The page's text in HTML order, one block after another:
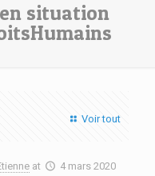
situation
Voir tout
at 4 mars 2020